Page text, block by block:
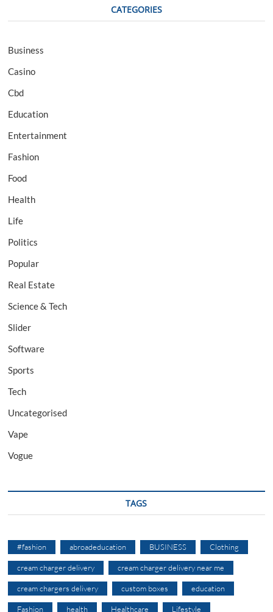
CATEGORIES
Business
Casino
Cbd
Education
Entertainment
Fashion
Food
Health
Life
Politics
Popular
Real Estate
Science & Tech
Slider
Software
Sports
Tech
Uncategorised
Vape
Vogue
TAGS
#fashion abroadeducation BUSINESS Clothing
cream charger delivery cream charger delivery near me
cream chargers delivery custom boxes education
Fashion health Healthcare Lifestyle